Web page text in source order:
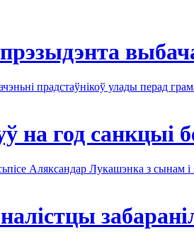
прадстаўнікоў улады перад
на год санкцыі
Аляксандар Лукашэнка з сынам і